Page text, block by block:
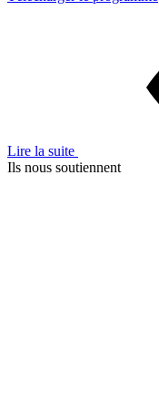
Lire la suite
Ils nous soutiennent